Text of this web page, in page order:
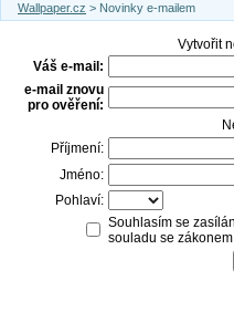
Wallpaper.cz > Novinky e-mailem